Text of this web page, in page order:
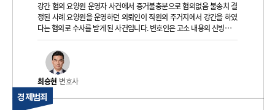
강간 혐의 요양원 운영자 사건에서 증거불충분으로 혐의없음 불송치 결
정된 사례 요양원을 운영하던 의뢰인이 직원의 주거지에서 강간을 하였
다는 혐의로 수사를 받게 된 사건입니다. 변호인은 고소 내용의 신빙성과
사건 당시 정황을 면밀히 검토하였고, 성관계 사실을 뒷받침할 객관적 증
거가 부족하다는 점을 다투어 혐의없음 불송치 결정을 이끌었습니다. 의
뢰인 혐의
최승현 변호사
경제범죄